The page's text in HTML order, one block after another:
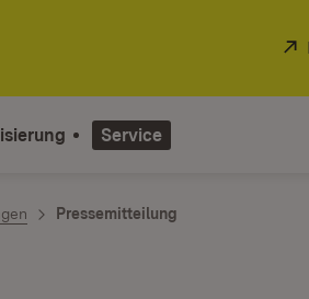
Service
Pressemitteilung